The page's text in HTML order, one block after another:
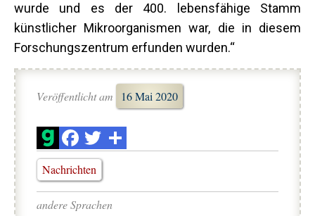
wurde und es der 400. lebensfähige Stamm
künstlicher Mikroorganismen war, die in diesem
Forschungszentrum erfunden wurden.“
Veröffentlicht am 16 Mai 2020
Nachrichten
andere Sprachen